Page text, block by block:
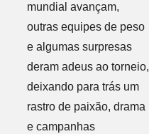
mundial avançam,
outras equipes de peso
e algumas surpresas
deram adeus ao torneio,
deixando para trás um
rastro de paixão, drama
e campanhas